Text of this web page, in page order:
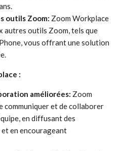
outils Zoom: Zoom Workplace
autres outils Zoom, tels que
vous offrant une solution
:
améliorées: Zoom
communiquer et de collaborer
en diffusant des
en encourageant